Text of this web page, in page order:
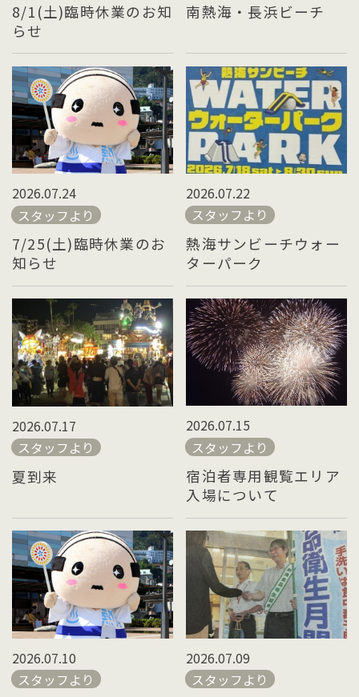
8/1(土)臨時休業のお知
らせ
南熱海・長浜ビーチ
2026.07.24
スタッフより
7/25(土)臨時休業のお
知らせ
2026.07.22
スタッフより
熱海サンビーチウォー
ターパーク
2026.07.17
スタッフより
夏到来
2026.07.15
スタッフより
宿泊者専用観覧エリア
入場について
2026.07.10
スタッフより
2026.07.09
スタッフより